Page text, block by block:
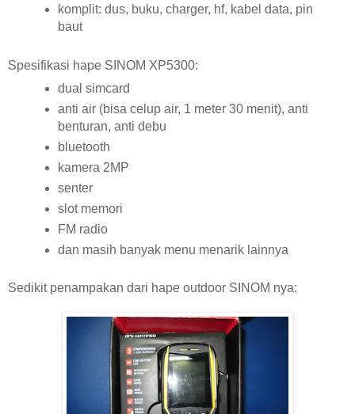
komplit: dus, buku, charger, hf, kabel data, pin
baut
Spesifikasi hape SINOM XP5300:
dual simcard
anti air (bisa celup air, 1 meter 30 menit), anti
benturan, anti debu
bluetooth
kamera 2MP
senter
slot memori
FM radio
dan masih banyak menu menarik lainnya
Sedikit penampakan dari hape outdoor SINOM nya: